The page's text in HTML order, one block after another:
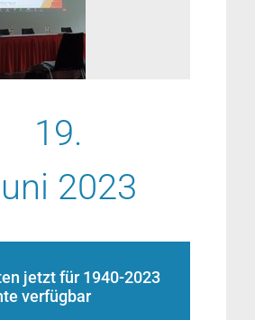
19.
2023
jetzt für 1940-2023
verfügbar